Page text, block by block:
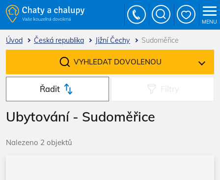
Úvod Česká republika Jižní Čechy Sudoměřice
Řadit
Ubytování - Sudoměřice
Nalezeno 2 objektů
VYHLEDAT DOVOLENOU
MENU